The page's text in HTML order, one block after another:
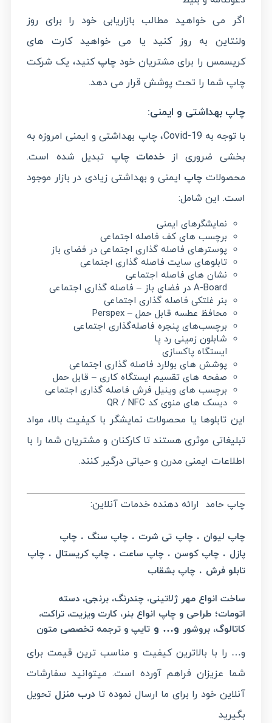
اگر می خواهید مطالب بازاریابی خود را برای روز
ولنتاین به روز کنید یا می خواهید کارت های
کریسمس را برای مشتریان خودچاپ کنید، یک شرکت
چاپ شما را تحت پوشش قرار می دهد.
چاپ بهداشتی و ایمنی:
با توجه به Covid-19، چاپ بهداشتی و ایمنی امروزه به
بخشی ضروری از خدمات چاپ تبدیل شده است.
محصولات چاپ ایمنی و بهداشتی زیادی در بازار موجود
است. این شامل:
نمایشگرهای ایمنی
برچسب های کف فاصله اجتماعی
پوسترهای فاصله گذاری اجتماعی در فضای باز
تابلوهای سایت فاصله گذاری اجتماعی
نشان های فاصله اجتماعی
A-Board در فضای باز – فاصله گذاری اجتماعی
بنر غلتکی فاصله گذاری اجتماعی
محافظ عطسه قابل حمل – Perspex
برچسب‌های پنجره فاصله‌گذاری اجتماعی
شابلون زمینی رد پا
ایستگاه پاکسازی
پوشش های بولارد فاصله گذاری اجتماعی
صفحه های تقسیم ایستگاه کاری – قابل حمل
برچسب های وینیل فرش فاصله گذاری اجتماعی
دیسک های منوی کد QR / NFC
این تابلوها یا محصولات نمایشگر با کیفیت بالا، مواد
تبلیغاتی موثری هستند تا کارکنان و مشتریان شما را با
اطلاعات ایمنی مدرن و حیاتی درگیر کنند.
چاپ حامد ارائه دهنده خدمات آنلاین:
چاپ لیوان .چاپ تی شرت .چاپ سنگ .چاپ
پازل .چاپ کوسن .چاپ ساعت .چاپ کریستال .چاپ
تابلو فرش .چاپ بشقاب
ساخت انواع مهر ژلاتینی، چندرنگ، برنجی، دسته
اتومات؛طراحی و چاپ انواع بنر، کارت ویزیت، تراکت،
کاتالوگ، بروشور و… وتایپ و ترجمه تخصصی متون
و… را با بالاترین کیفیت و مناسب ترین قیمت برای
شما عزیزان فراهم آورده است. میتوانید سفارشات
آنلاین خود را برای ما ارسال نموده تا درب منزل تحویل
بگیرید